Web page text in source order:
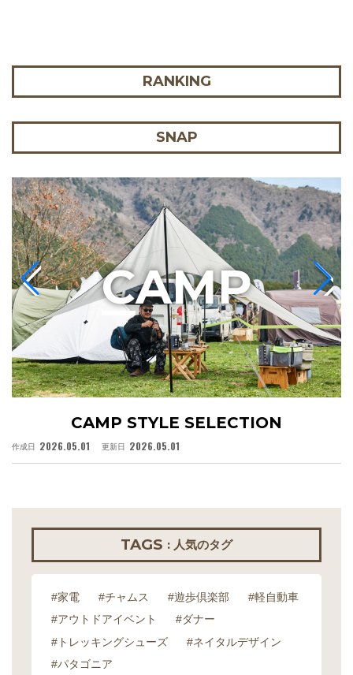
RANKING
SNAP
CAMP STYLE SELECTION
作成日 2026.05.01 更新日 2026.05.01
CAMP
TAGS : 人気のタグ
#家電 #チャムス #遊歩倶楽部
#軽自動車
#アウトドアイベント
#ダナー
#トレッキングシューズ
#ネイタルデザイン
#パタゴニア